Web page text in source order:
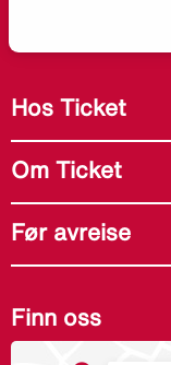
Hos Ticket
Om Ticket
Før avreise
Finn oss